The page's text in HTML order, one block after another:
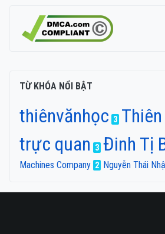
TỪ KHÓA NỔI BẬT
thiênvănhọc 3
trực quan
3 Đinh Tị
Machines Company 2 Nguyễn Thái